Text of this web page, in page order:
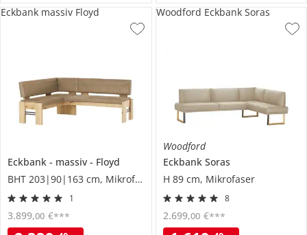
Eckbank massiv
Floyd
BHT 203|90|163 cm, Mikrofaser
1
3.899,00 €***
Eckbank massiv Floyd
Woodford
Eckbank Soras
H 89 cm, Mikrofaser
8
2.699,00 €***
Woodford Eckbank Soras